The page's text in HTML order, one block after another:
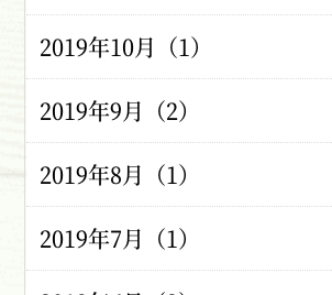
2019年10月（1）
2019年9月（2）
2019年8月（1）
2019年7月（1）